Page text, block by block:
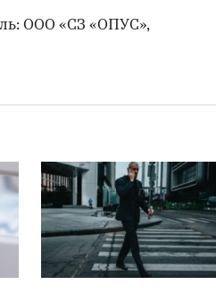
ООО «СЗ «ОПУС»,